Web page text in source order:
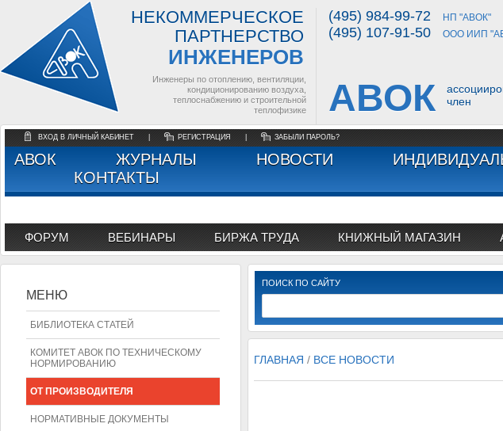
НЕКОММЕРЧЕСКОЕ
ПАРТНЕРСТВО
ИНЖЕНЕРОВ
Инженеры по отоплению, вентиляции,
кондиционированию воздуха,
теплоснабжению и строительной
теплофизике
(495) 984-99-72 НП "АВОК"
(495) 107-91-50 ООО ИИП
АВОК
член
ВХОД В ЛИЧНЫЙ КАБИНЕТ РЕГИСТРАЦИЯ ЗАБЫЛИ ПАРОЛЬ?
АВОК ЖУРНАЛЫ НОВОСТИ
КОНТАКТЫ
ФОРУМ ВЕБИНАРЫ БИРЖА ТРУДА КНИЖНЫЙ МАГАЗИН
ПОИСК ПО САЙТУ
ГЛАВНАЯ / ВСЕ НОВОСТИ
МЕНЮ
БИБЛИОТЕКА СТАТЕЙ
КОМИТЕТ АВОК ПО ТЕХНИЧЕСКОМУ
НОРМИРОВАНИЮ
ОТ ПРОИЗВОДИТЕЛЯ
НОРМАТИВНЫЕ ДОКУМЕНТЫ